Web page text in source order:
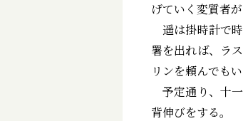
げていく変質者
遥は掛時計で
署を出れば、ラ
リンを頼んでも
予定通り、十
背伸びをする。